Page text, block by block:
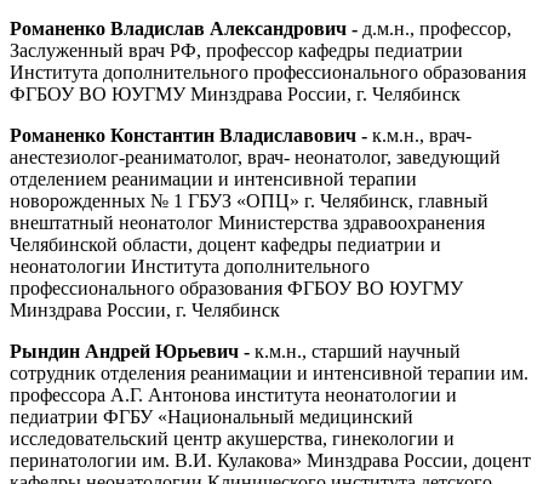
Романенко Владислав Александрович - д.м.н., профессор,
Заслуженный врач РФ, профессор кафедры педиатрии
Института дополнительного профессионального образования
ФГБОУ ВО ЮУГМУ Минздрава России, г. Челябинск
Романенко Константин Владиславович - к.м.н., врач-
анестезиолог-реаниматолог, врач- неонатолог, заведующий
отделением реанимации и интенсивной терапии
новорожденных № 1 ГБУЗ «ОПЦ» г. Челябинск, главный
внештатный неонатолог Министерства здравоохранения
Челябинской области, доцент кафедры педиатрии и
неонатологии Института дополнительного
профессионального образования ФГБОУ ВО ЮУГМУ
Минздрава России, г. Челябинск
Рындин Андрей Юрьевич - к.м.н., старший научный
сотрудник отделения реанимации и интенсивной терапии им.
профессора А.Г. Антонова института неонатологии и
педиатрии ФГБУ «Национальный медицинский
исследовательский центр акушерства, гинекологии и
перинатологии им. В.И. Кулакова» Минздрава России, доцент